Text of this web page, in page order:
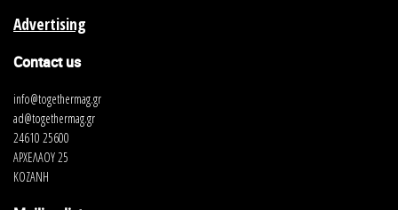
Advertising
Contact us
info@togethermag.gr
ad@togethermag.gr
24610 25600
ΑΡΧΕΛΑΟΥ 25
ΚΟΖΑΝΗ